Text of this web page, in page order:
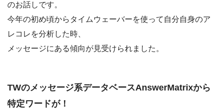
のお話しです。
今年の初め頃からタイムウェーバーを使って自分自身のア
レコレを分析した時、
メッセージにある傾向が見受けられました。
TWのメッセージ系データベースAnswerMatrixから
特定ワードが！